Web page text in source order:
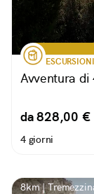
ESCURSIONI
Avventura di
da 828,00 €
4 giorni
8km |